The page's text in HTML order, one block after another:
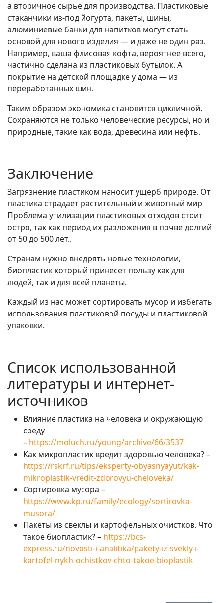
а вторичное сырье для производства. Пластиковые
стаканчики из-под йогурта, пакеты, шины,
алюминиевые банки для напитков могут стать
основой для нового изделия — и даже не один раз.
Например, ваша флисовая кофта, вероятнее всего,
частично сделана из пластиковых бутылок. А
покрытие на детской площадке у дома — из
переработанных шин.
Таким образом экономика становится цикличной.
Сохраняются не только человеческие ресурсы, но и
природные, такие как вода, древесина или нефть.
Заключение
Загрязнение пластиком наносит ущерб природе. От
пластика страдает растительный и животный мир
Проблема утилизации пластиковых отходов стоит
остро, так как период их разложения в почве долгий
от 50 до 500 лет..
Странам нужно внедрять новые технологии,
биопластик который принесет пользу как для
людей, так и для всей планеты.
Каждый из нас может сортировать мусор и избегать
использования пластиковой посуды и пластиковой
упаковки.
Список использованной
литературы и интернет-
источников
Влияние пластика на человека и окружающую
среду
– https://moluch.ru/young/archive/66/3537
Как микропластик вредит здоровью человека? –
https://rskrf.ru/tips/eksperty-obyasnyayut/kak-
mikroplastik-vredit-zdorovyu-cheloveka/
Сортировка мусора –
https://www.kp.ru/family/ecology/sortirovka-
musora/
Пакеты из свеклы и картофельных очистков. Что
такое биопластик? – https://bcs-
express.ru/novosti-i-analitika/pakety-iz-svekly-i-
kartofel-nykh-ochistkov-chto-takoe-bioplastik